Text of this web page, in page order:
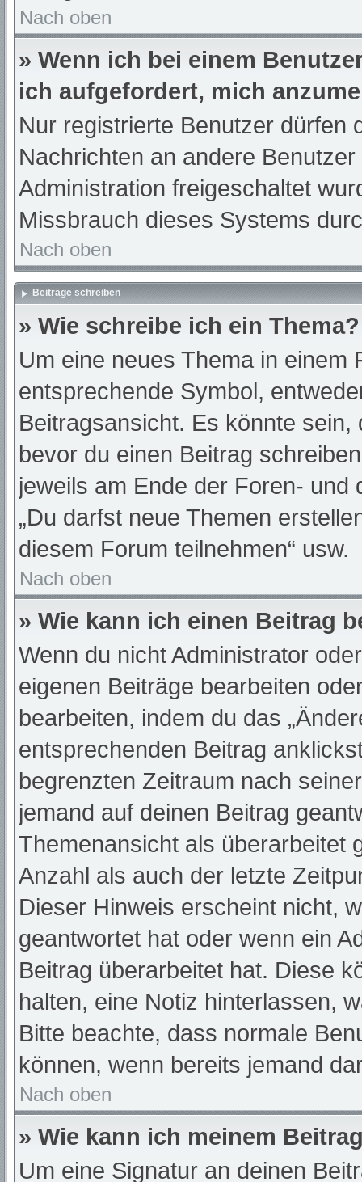
Nach oben
» Wenn ich bei einem
ich aufgefordert, mich
Nur registrierte Benutzer dürfen
Nachrichten an andere
Administration freigeschaltet
Missbrauch dieses Systems
Nach oben
Beiträge schreiben
» Wie schreibe ich ein Thema?
Um eine neues Thema in
entsprechende Symbol,
Beitragsansicht. Es könnte
bevor du einen Beitrag
jeweils am Ende der Foren-
„Du darfst neue Themen
diesem Forum teilnehmen“ usw.
Nach oben
» Wie kann ich einen Beitrag
Wenn du nicht Administrator
eigenen Beiträge bearbeiten
bearbeiten, indem du das
entsprechenden Beitrag
begrenzten Zeitraum nach
jemand auf deinen Beitrag
Themenansicht als überarbeitet
Anzahl als auch der letzte
Dieser Hinweis erscheint nicht,
geantwortet hat oder wenn ein
Beitrag überarbeitet hat. Diese
halten, eine Notiz hinterlassen,
Bitte beachte, dass normale
können, wenn bereits jemand
Nach oben
» Wie kann ich meinem
Um eine Signatur an deinen